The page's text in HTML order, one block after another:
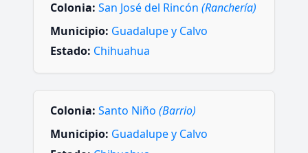
Colonia: San José del Rincón (Ranchería)
Municipio: Guadalupe y Calvo
Estado: Chihuahua
Colonia: Santo Niño (Barrio)
Municipio: Guadalupe y Calvo